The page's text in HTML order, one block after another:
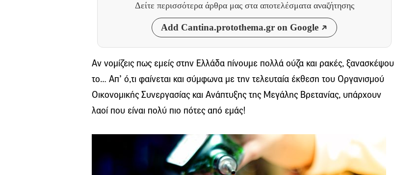
Δείτε περισσότερα άρθρα μας στα αποτελέσματα αναζήτησης
Add Cantina.protothema.gr on Google
Αν νομίζεις πως εμείς στην Ελλάδα πίνουμε πολλά ούζα και ρακές, ξανασκέψου
το… Απ’ ό,τι φαίνεται και σύμφωνα με την τελευταία έκθεση του Οργανισμού
Οικονομικής Συνεργασίας και Ανάπτυξης της Μεγάλης Βρετανίας, υπάρχουν
λαοί που είναι πολύ πιο πότες από εμάς!